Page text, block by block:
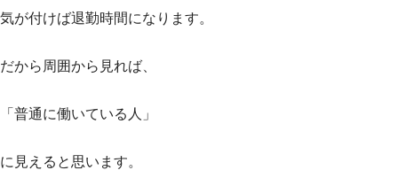
気が付けば退勤時間になります。
だから周囲から見れば、
「普通に働いている人」
に見えると思います。